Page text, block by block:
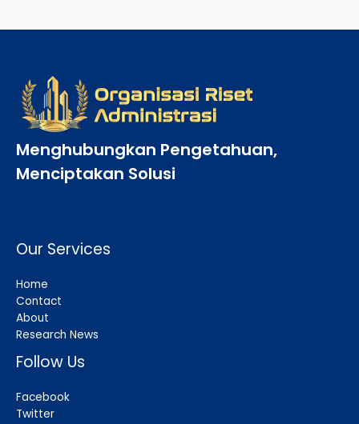
Menghubungkan Pengetahuan,
Menciptakan Solusi
Our Services
Home
Contact
About
Research News
Follow Us
Facebook
Twitter